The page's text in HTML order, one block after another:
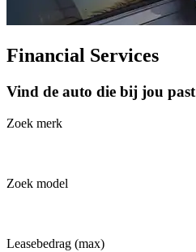
Financial Services
Vind de auto die bij jou past
Zoek merk
Zoek model
Leasebedrag (max)